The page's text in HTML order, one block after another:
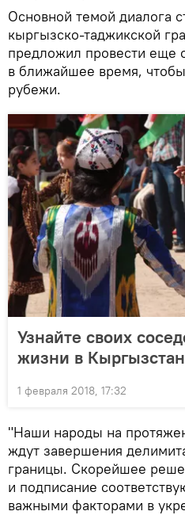
Основной темой диалога
кыргызско-таджикской
предложил провести еще
в ближайшее время,
рубежи.
Узнайте своих
жизни в
1 февраля 2018, 17:32
"Наши народы на
ждут завершения
границы. Скорейшее
и подписание
важными факторами в